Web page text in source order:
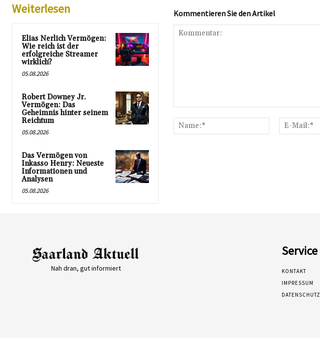
Weiterlesen
Elias Nerlich Vermögen:
Wie reich ist der
erfolgreiche Streamer
wirklich?
05.08.2026
Robert Downey Jr.
Vermögen: Das
Geheimnis hinter seinem
Reichtum
05.08.2026
Das Vermögen von
Inkasso Henry: Neueste
Informationen und
Analysen
05.08.2026
Kommentieren Sie den Artikel
Name:*
Nah dran, gut informiert
Service
KONTAKT
IMPRESSUM
DATENSCHUTZ